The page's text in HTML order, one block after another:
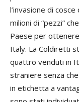
l’invasione di
milioni di “pezzi”
Paese per
Italy. La Coldiretti
quattro venduti in
straniere senza
in etichetta a